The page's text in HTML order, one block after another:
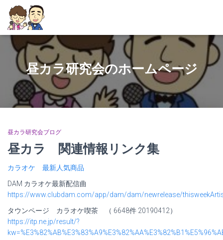
昼カラ研究会のホームページ
昼カラ研究会ブログ
昼カラ 関連情報リンク集
カラオケ 最新人気商品
DAM カラオケ最新配信曲
https://www.clubdam.com/app/dam/dam/newrelease/
タウンページ カラオケ喫茶 （ 6648件 20190412）
https://itp.ne.jp/result/?